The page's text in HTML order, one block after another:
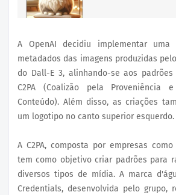
A OpenAI decidiu implementar uma
metadados das imagens produzidas
do Dall-E 3, alinhando-se aos
C2PA (Coalizão pela Proveniência
Conteúdo). Além disso, as criações
um logotipo no canto superior esquerdo.
A C2PA, composta por empresas
tem como objetivo criar padrões para
diversos tipos de mídia. A marca
Credentials, desenvolvida pelo grupo,